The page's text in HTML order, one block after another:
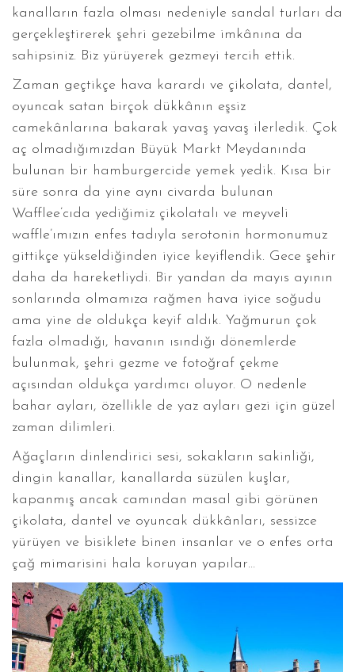
kanalların fazla olması nedeniyle sandal turları da
gerçekleştirerek şehri gezebilme imkânına da
sahipsiniz. Biz yürüyerek gezmeyi tercih ettik.
Zaman geçtikçe hava karardı ve çikolata, dantel,
oyuncak satan birçok dükkânın eşsiz
camekânlarına bakarak yavaş yavaş ilerledik. Çok
aç olmadığımızdan Büyük Markt Meydanında
bulunan bir hamburgercide yemek yedik. Kısa bir
süre sonra da yine aynı civarda bulunan
Wafflee’cıda yediğimiz çikolatalı ve meyveli
waffle’ımızın enfes tadıyla serotonin hormonumuz
gittikçe yükseldiğinden iyice keyiflendik. Gece şehir
daha da hareketliydi. Bir yandan da mayıs ayının
sonlarında olmamıza rağmen hava iyice soğudu
ama yine de oldukça keyif aldık. Yağmurun çok
fazla olmadığı, havanın ısındığı dönemlerde
bulunmak, şehri gezme ve fotoğraf çekme
açısından oldukça yardımcı oluyor. O nedenle
bahar ayları, özellikle de yaz ayları gezi için güzel
zaman dilimleri.
Ağaçların dinlendirici sesi, sokakların sakinliği,
dingin kanallar, kanallarda süzülen kuşlar,
kapanmış ancak camından masal gibi görünen
çikolata, dantel ve oyuncak dükkânları, sessizce
yürüyen ve bisiklete binen insanlar ve o enfes orta
çağ mimarisini hala koruyan yapılar…